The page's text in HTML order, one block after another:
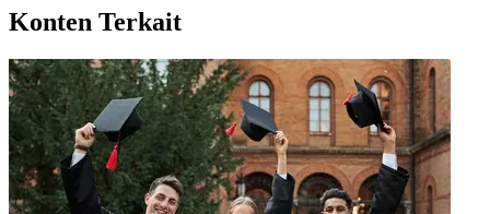
Konten Terkait